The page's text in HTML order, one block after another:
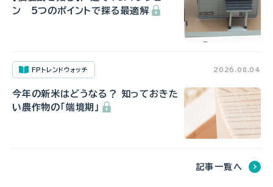
ン 5つのポイントで探る最適解
FPトレンドウォッチ 2026.08.04
今年の新米はどうなる？ 知っておきた
い農作物の「端境期」
記事一覧へ